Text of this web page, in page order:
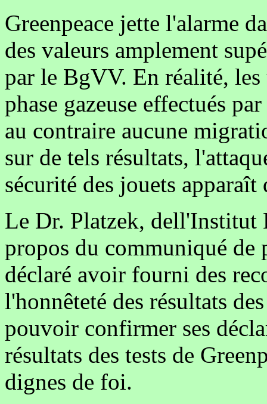
Greenpeace jette l'alarme
des valeurs amplement
par le BgVV. En réalité, les
phase gazeuse effectués
au contraire aucune
sur de tels résultats,
sécurité des jouets
Le Dr. Platzek, dell'Institut
propos du communiqué de
déclaré avoir fourni des
l'honnêteté des résultats
pouvoir confirmer ses
résultats des tests de
dignes de foi.